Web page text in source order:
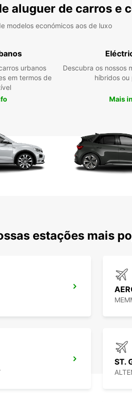
aluguer de carros e
modelos económicos aos de luxo
urbanos
em termos de
Descubra os nossos
híbridos ou
Mais
estações mais